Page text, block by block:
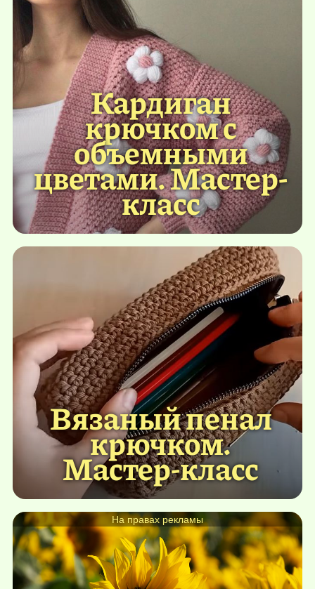
Кардиган
крючком с
объемными
цветами. Мастер-
класс
Вязаный пенал
крючком.
Мастер-класс
На правах рекламы